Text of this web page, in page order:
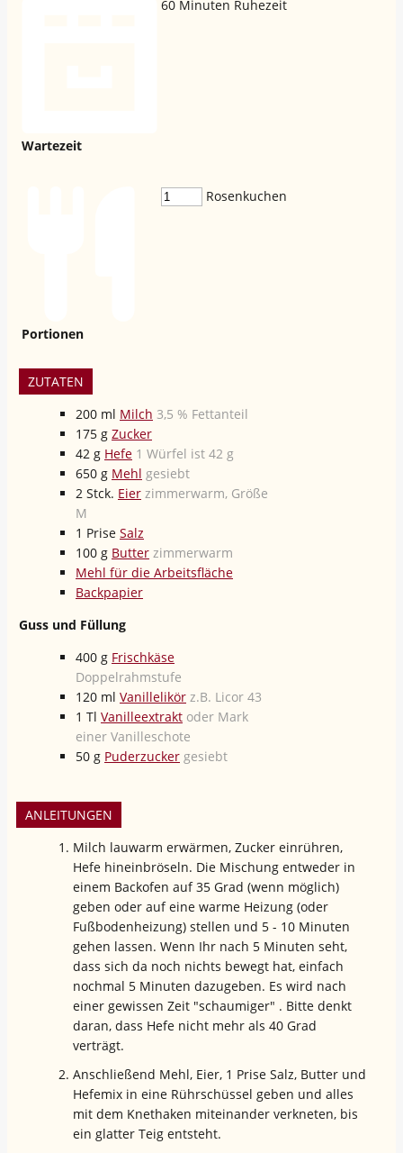
Wartezeit
60 Minuten Ruhezeit
Portionen
Rosenkuchen
ZUTATEN
200 ml Milch 3,5 % Fettanteil
175 g Zucker
42 g Hefe 1 Würfel ist 42 g
650 g Mehl gesiebt
2 Stck. Eier zimmerwarm, Größe
M
1 Prise Salz
100 g Butter zimmerwarm
Mehl für die Arbeitsfläche
Backpapier
Guss und Füllung
400 g Frischkäse
Doppelrahmstufe
120 ml Vanillelikör z.B. Licor 43
1 Tl Vanilleextrakt oder Mark
einer Vanilleschote
50 g Puderzucker gesiebt
ANLEITUNGEN
Milch lauwarm erwärmen, Zucker einrühren,
Hefe hineinbröseln. Die Mischung entweder in
einem Backofen auf 35 Grad (wenn möglich)
geben oder auf eine warme Heizung (oder
Fußbodenheizung) stellen und 5 - 10 Minuten
gehen lassen. Wenn Ihr nach 5 Minuten seht,
dass sich da noch nichts bewegt hat, einfach
nochmal 5 Minuten dazugeben. Es wird nach
einer gewissen Zeit "schaumiger" . Bitte denkt
daran, dass Hefe nicht mehr als 40 Grad
verträgt.
Anschließend Mehl, Eier, 1 Prise Salz, Butter und
Hefemix in eine Rührschüssel geben und alles
mit dem Knethaken miteinander verkneten, bis
ein glatter Teig entsteht.